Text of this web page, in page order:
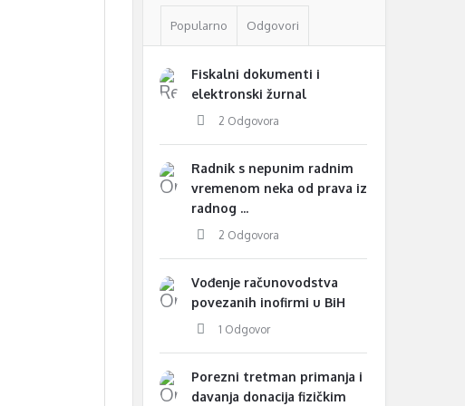
Popularno Odgovori
Fiskalni dokumenti i
elektronski žurnal
2 Odgovora
Radnik s nepunim radnim
vremenom neka od prava iz
radnog ...
2 Odgovora
Vođenje računovodstva
povezanih inofirmi u BiH
1 Odgovor
Porezni tretman primanja i
davanja donacija fizičkim